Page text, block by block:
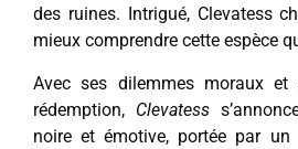
des ruines. Intrigué, Clevatess
mieux comprendre cette espèce
Avec ses dilemmes moraux et
rédemption, Clevatess
noire et émotive, portée par